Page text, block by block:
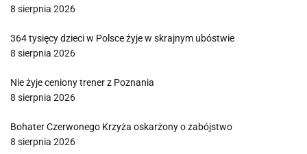
8 sierpnia 2026
364 tysięcy dzieci w Polsce żyje w skrajnym ubóstwie
8 sierpnia 2026
Nie żyje ceniony trener z Poznania
8 sierpnia 2026
Bohater Czerwonego Krzyża oskarżony o zabójstwo
8 sierpnia 2026